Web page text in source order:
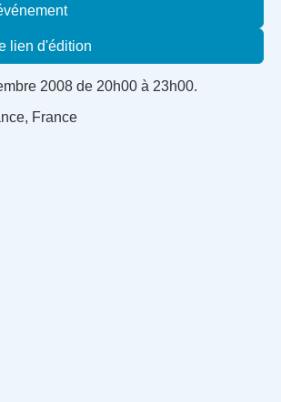
lien d'édition
2008 de 20h00 à 23h00.
France